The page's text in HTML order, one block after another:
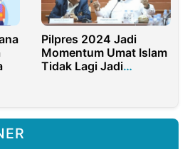
Pilpres 2024 Jadi
Momentum Umat Islam
Tidak Lagi Jadi